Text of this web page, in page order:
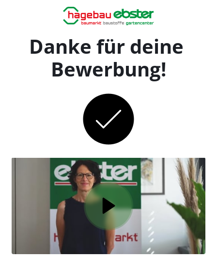
Danke für deine
Bewerbung!